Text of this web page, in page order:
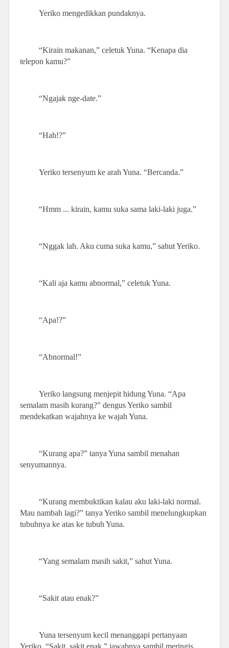
Yeriko mengedikkan pundaknya.
“Kirain makanan,” celetuk Yuna. “Kenapa dia
telepon kamu?”
“Ngajak nge-date.”
“Hah!?”
Yeriko tersenyum ke arah Yuna. “Bercanda.”
“Hmm ... kirain, kamu suka sama laki-laki juga.”
“Nggak lah. Aku cuma suka kamu,” sahut Yeriko.
“Kali aja kamu abnormal,” celetuk Yuna.
“Apa!?”
“Abnormal!”
Yeriko langsung menjepit hidung Yuna. “Apa
semalam masih kurang?” dengus Yeriko sambil
mendekatkan wajahnya ke wajah Yuna.
“Kurang apa?” tanya Yuna sambil menahan
senyumannya.
“Kurang membuktikan kalau aku laki-laki normal.
Mau nambah lagi?” tanya Yeriko sambil menelungkupkan
tubuhnya ke atas ke tubuh Yuna.
“Yang semalam masih sakit,” sahut Yuna.
“Sakit atau enak?”
Yuna tersenyum kecil menanggapi pertanyaan
Yeriko. “Sakit, sakit enak,” jawabnya sambil meringis.